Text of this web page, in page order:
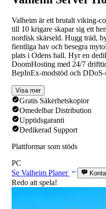
Valheim är ett brutalt viking-
till 10 krigare skapar sig ett
nordisk skärseld. Hugg träd,
fientliga hav och besegra
plats i Odens hall. Hyr en
DoomHosting med 24/7
BepInEx-modstöd och
Visa mer
Gratis Säkerhetskopior
Omedelbar Distribution
Upptidsgaranti
Dedikerad Support
Plattformar som stöds
PC
Se Valheim Planer
Redo att spela!